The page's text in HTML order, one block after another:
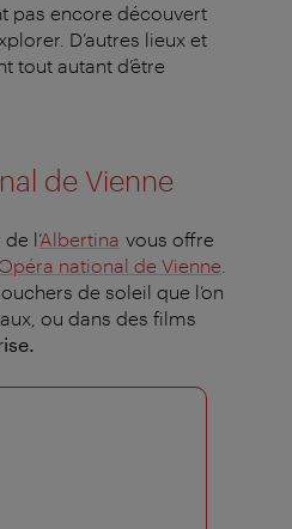
pas encore découvert
D’autres lieux et
tout autant d’être
de Vienne
l’Albertina vous offre
national de Vienne
de soleil que l’on
ou dans des films